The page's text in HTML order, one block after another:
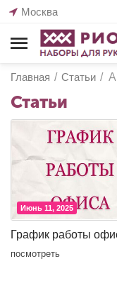
Москва
Главная / Статьи /
Статьи
Июнь 11, 2025
График работы
посмотреть